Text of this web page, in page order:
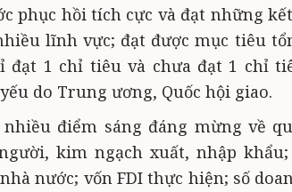
phục hồi tích cực và đạt những
lĩnh vực; đạt được mục tiêu
đạt 1 chỉ tiêu và chưa đạt 1 chỉ
do Trung ương, Quốc hội giao.
điểm sáng đáng mừng về
kim ngạch xuất, nhập
nước; vốn FDI thực hiện; số